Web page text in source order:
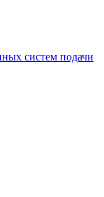
систем подачи